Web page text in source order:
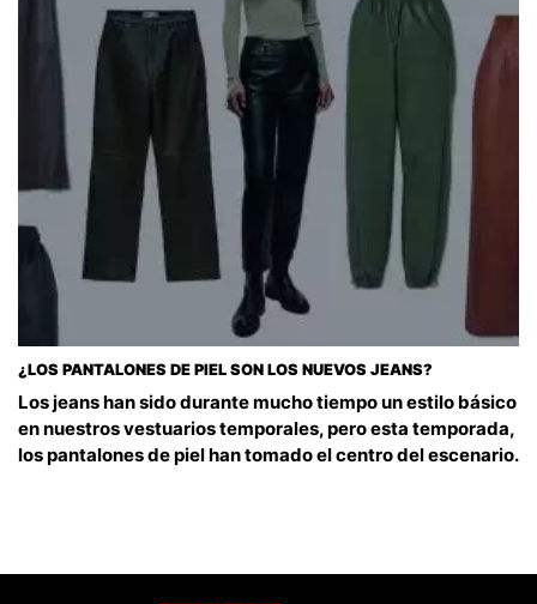
¿LOS PANTALONES DE PIEL SON LOS NUEVOS JEANS?
Los jeans han sido durante mucho tiempo un estilo básico
en nuestros vestuarios temporales, pero esta temporada,
los pantalones de piel han tomado el centro del escenario.